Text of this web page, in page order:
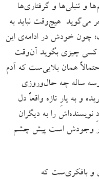
تنبلی‌ها و گرفتاری‌ها
می‌گوید هیچ‌وقت نباید به
خودش در ادامه‌ی این
کسی چیزی بگوید آن‌وقت
همان بلایی‌ست که آدم
ساله چه حال‌وروزی
و به یارِ تازه واقعاً دل
را به دیگران
در وجودش است پیش چشم
و بافکری‌ست که